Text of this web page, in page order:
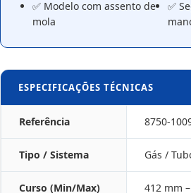
✅ Modelo com assento de
mola
✅
ESPECIFICAÇÕES TÉCNICAS
Referência 8750-
Tipo / Sistema Gás /
Curso (Min/Max) 412 mm